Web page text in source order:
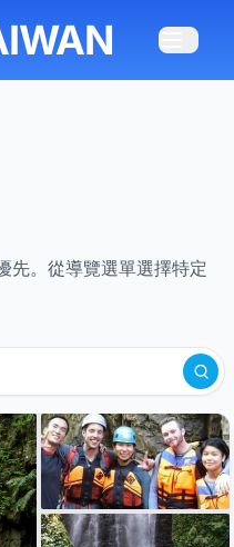
先。從導覽選單選擇特定